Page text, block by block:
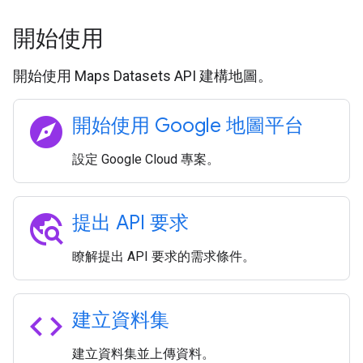
開始使用
開始使用 Maps Datasets API 建構地圖。
explore 開始使用 Google 地圖平台
設定 Google Cloud 專案。
travel_explore 提出 API 要求
瞭解提出 API 要求的需求條件。
code 建立資料集
建立資料集並上傳資料。